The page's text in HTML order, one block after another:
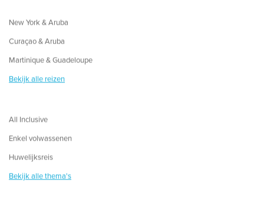
New York & Aruba
Curaçao & Aruba
Martinique & Guadeloupe
Bekijk alle reizen
All Inclusive
Enkel volwassenen
Huwelijksreis
Bekijk alle thema's